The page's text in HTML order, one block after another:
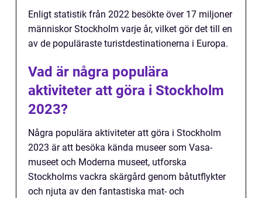
Enligt statistik från 2022 besökte över 17 miljoner
människor Stockholm varje år, vilket gör det till en
av de populäraste turistdestinationerna i Europa.
Vad är några populära
aktiviteter att göra i Stockholm
2023?
Några populära aktiviteter att göra i Stockholm
2023 är att besöka kända museer som Vasa-
museet och Moderna museet, utforska
Stockholms vackra skärgård genom båtutflykter
och njuta av den fantastiska mat- och